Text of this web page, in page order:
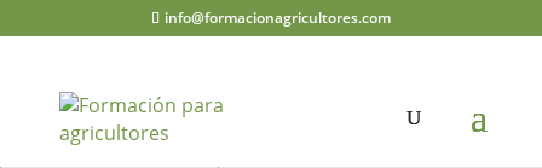
info@formacionagricultores.com
¡Hola, bienvenido de nuevo!